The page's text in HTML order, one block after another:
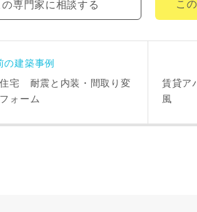
の専門家に相談する こ
の建築事例
宅 耐震と内装・間取り変
ォーム
賃貸ア
風
お名前
メールアドレス
ご住所 郵便番号